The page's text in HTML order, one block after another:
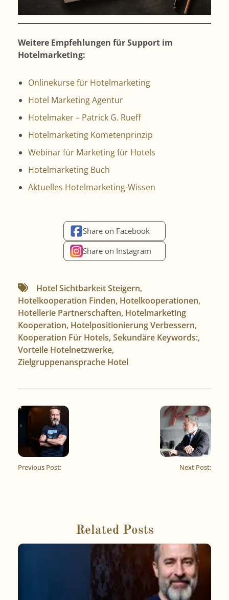
Weitere Empfehlungen für Support im
Hotelmarketing:
Onlinekurse für Hotelmarketing
Hotel Marketing Agentur
Hotelmaker – Patrick G. Rueff
Hotelmarketing Kometenprinzip
Webinar für Marketing für Hotels
Hotelmarketing Buch
Aktuelles Hotelmarketing-Wissen
Share on Facebook
Share on Instagram
Hotel Sichtbarkeit Steigern,
Hotelkooperation Finden, Hotelkooperationen,
Hotellerie Partnerschaften, Hotelmarketing
Kooperation, Hotelpositionierung Verbessern,
Kooperation Für Hotels,Sekundäre Keywords:,
Vorteile Hotelnetzwerke,
Zielgruppenansprache Hotel
Previous Post: Next Post:
Related Posts